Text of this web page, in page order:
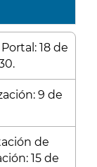
18 de
9 de
de
15 de